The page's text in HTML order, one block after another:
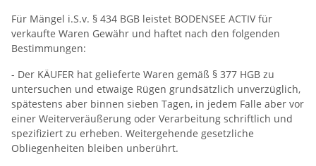
Für Mängel i.S.v. § 434 BGB leistet BODENSEE ACTIV für
verkaufte Waren Gewähr und haftet nach den folgenden
Bestimmungen:
- Der KÄUFER hat gelieferte Waren gemäß § 377 HGB zu
untersuchen und etwaige Rügen grundsätzlich unverzüglich,
spätestens aber binnen sieben Tagen, in jedem Falle aber vor
einer Weiterveräußerung oder Verarbeitung schriftlich und
spezifiziert zu erheben. Weitergehende gesetzliche
Obliegenheiten bleiben unberührt.